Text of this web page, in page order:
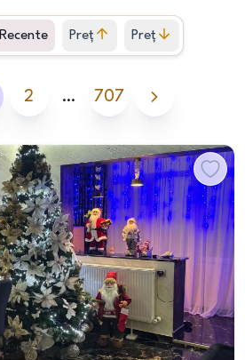
Recente Preț
crescător
Preț
descrescător
2 … 707